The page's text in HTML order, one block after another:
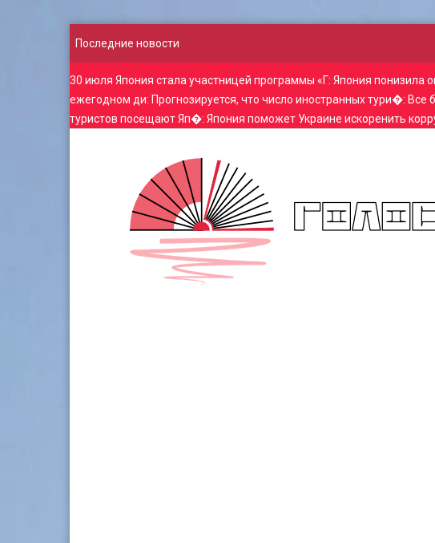
Последние новости
30 июля Япония стала участницей программы «Г: Япония понизила
ежегодном ди: Прогнозируется, что число иностранных тури�: Все
туристов посещают Яп�: Япония поможет Украине искоренить